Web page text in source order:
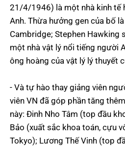
21/4/1946) là một nhà kinh tế
Anh. Thừa hưởng gen của bố
Cambridge; Stephen Hawking
một nhà vật lý nổi tiếng người
ông hoàng của vật lý lý thuyết
- Và tự hào thay giảng viên
viên VN đã góp phần tăng
này: Đinh Nho Tâm (top đầu
Bảo (xuất sắc khoa toán, cựu
Tokyo); Lương Thế Vinh (top